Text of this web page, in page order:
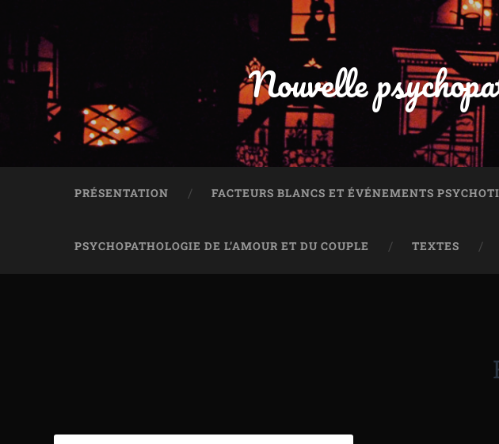
Nouvelle
PRÉSENTATION FACTEURS BLANCS ET ÉVÉNEMENTS
PSYCHOPATHOLOGIE DE L’AMOUR ET DU COUPLE TEXTES